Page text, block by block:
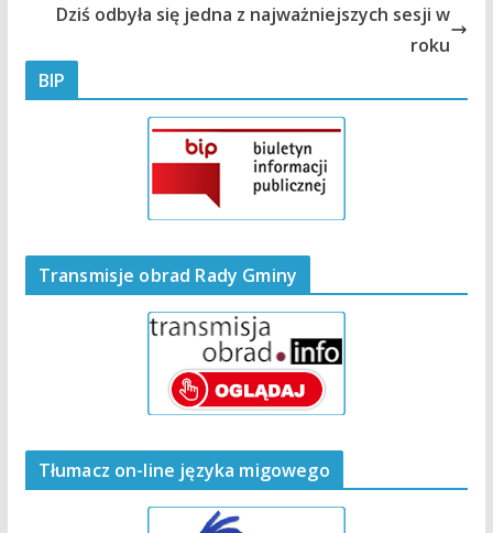
Dziś odbyła się jedna z najważniejszych sesji w
roku
BIP
Transmisje obrad Rady Gminy
Tłumacz on-line języka migowego